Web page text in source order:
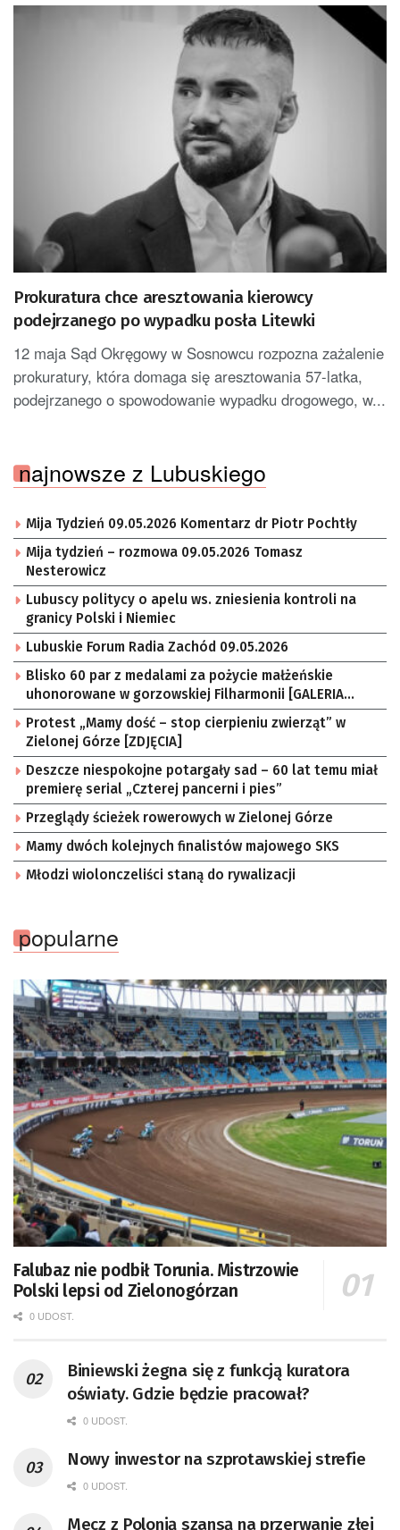
Prokuratura chce aresztowania kierowcy
podejrzanego po wypadku posła Litewki
12 maja Sąd Okręgowy w Sosnowcu rozpozna zażalenie
prokuratury, która domaga się aresztowania 57-latka,
podejrzanego o spowodowanie wypadku drogowego, w...
najnowsze z Lubuskiego
Mija Tydzień 09.05.2026 Komentarz dr Piotr Pochtły
Mija tydzień – rozmowa 09.05.2026 Tomasz
Nesterowicz
Lubuscy politycy o apelu ws. zniesienia kontroli na
granicy Polski i Niemiec
Lubuskie Forum Radia Zachód 09.05.2026
Blisko 60 par z medalami za pożycie małżeńskie
uhonorowane w gorzowskiej Filharmonii [GALERIA
ZDJĘĆ]
Protest „Mamy dość – stop cierpieniu zwierząt” w
Zielonej Górze [ZDJĘCIA]
Deszcze niespokojne potargały sad – 60 lat temu miał
premierę serial „Czterej pancerni i pies”
Przeglądy ścieżek rowerowych w Zielonej Górze
Mamy dwóch kolejnych finalistów majowego SKS
Młodzi wiolonczeliści staną do rywalizacji
popularne
Falubaz nie podbił Torunia. Mistrzowie
Polski lepsi od Zielonogórzan
0 UDOST.
Biniewski żegna się z funkcją kuratora
oświaty. Gdzie będzie pracował?
0 UDOST.
Nowy inwestor na szprotawskiej strefie
0 UDOST.
Mecz z Polonią szansą na przerwanie złej